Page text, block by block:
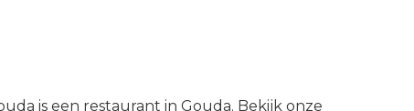
is een restaurant in Gouda. Bekijk onze